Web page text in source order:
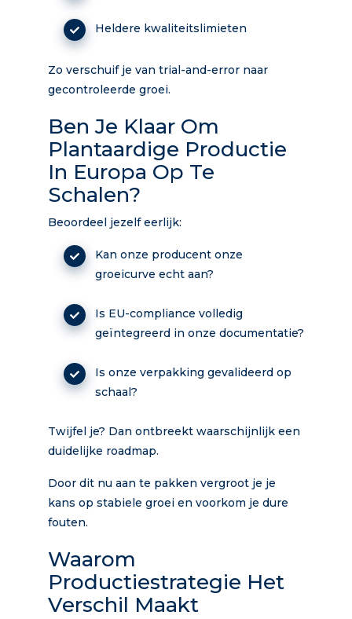
Heldere kwaliteitslimieten
Zo verschuif je van trial-and-error naar
gecontroleerde groei.
Ben Je Klaar Om
Plantaardige Productie
In Europa Op Te
Schalen?
Beoordeel jezelf eerlijk:
Kan onze producent onze
groeicurve echt aan?
Is EU-compliance volledig
geïntegreerd in onze documentatie?
Is onze verpakking gevalideerd op
schaal?
Twijfel je? Dan ontbreekt waarschijnlijk een
duidelijke roadmap.
Door dit nu aan te pakken vergroot je je
kans op stabiele groei en voorkom je dure
fouten.
Waarom
Productiestrategie Het
Verschil Maakt